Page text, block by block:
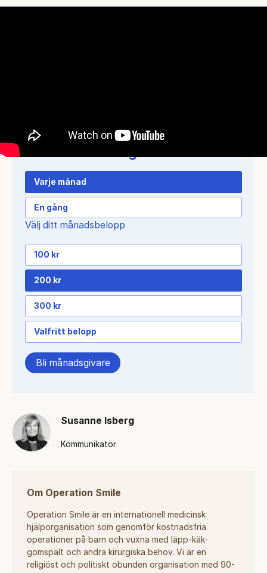
Varje månad
En gång
Välj ditt månadsbelopp
100 kr
200 kr
300 kr
Valfritt belopp
Bli månadsgivare
Susanne Isberg
Kommunikatör
Om Operation Smile
Operation Smile är en internationell medicinsk
hjälporganisation som genomför kostnadsfria
operationer på barn och vuxna med läpp-käk-
gomspalt och andra kirurgiska behov. Vi är en
religiöst och politiskt obunden organisation med 90-